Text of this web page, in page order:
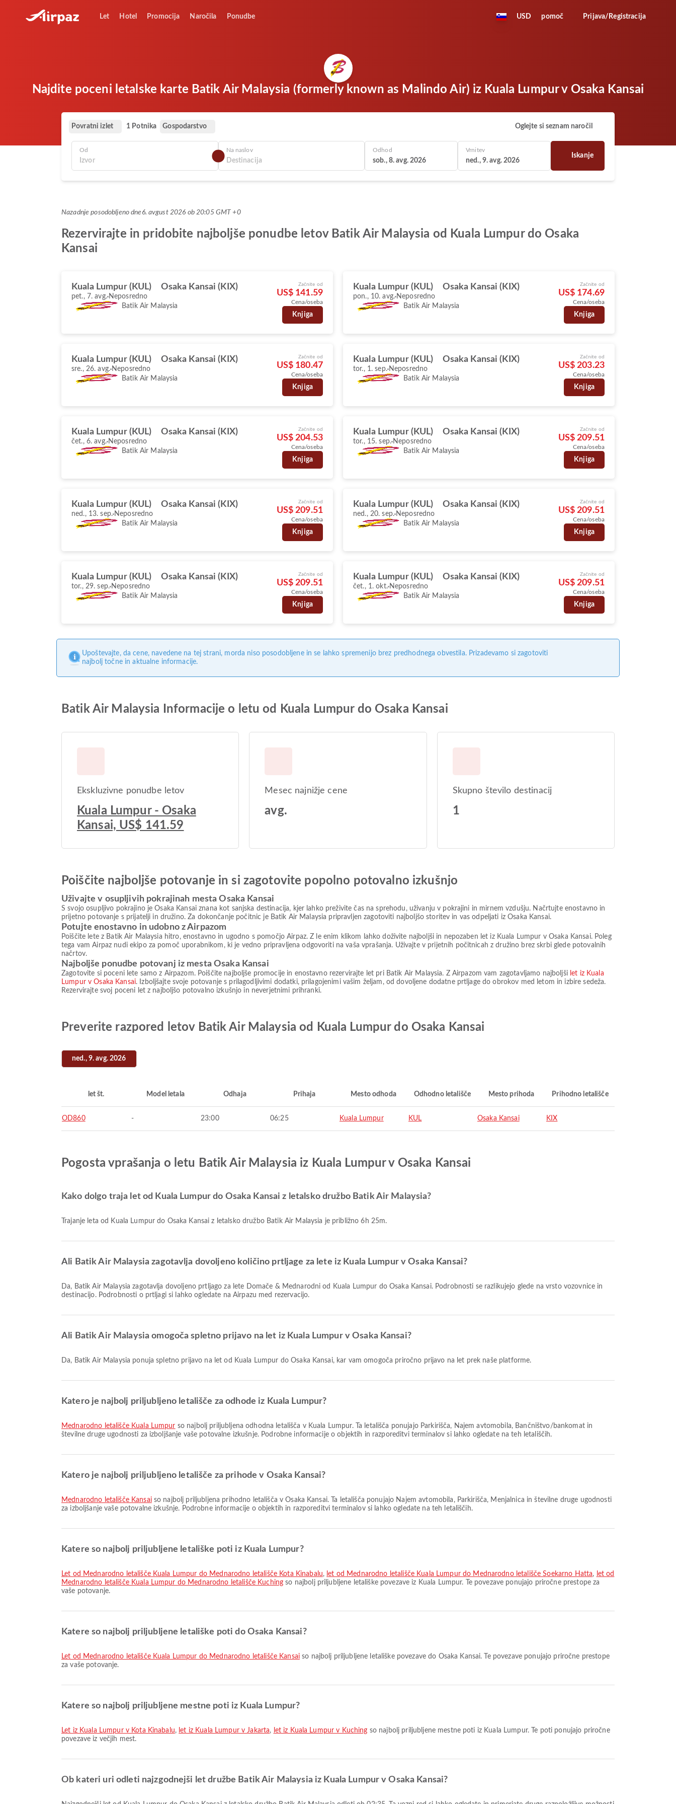
Let Hotel Promocija Naročila Ponudbe USD pomoč Prijava/Registracija
Najdite poceni letalske karte Batik Air Malaysia (formerly known as Malindo Air) iz Kuala Lumpur v Osaka Kansai
Povratni izlet 1 Potnika Gospodarstvo Oglejte si seznam naročil
Od Na naslov Odhod
sob., 8. avg. 2026
Vrnitev
ned., 9. avg. 2026
Iskanje
Nazadnje posodobljeno dne 6. avgust 2026 ob 20:05 GMT +0
Rezervirajte in pridobite najboljše ponudbe letov Batik Air Malaysia od Kuala Lumpur do Osaka
Kansai
Kuala Lumpur (KUL) Osaka Kansai (KIX)
pet., 7. avg. Neposredno
Batik Air Malaysia
Začnite od
US$ 141.59
Cena/oseba
Knjiga
Kuala Lumpur (KUL) Osaka Kansai (KIX)
pon., 10. avg. Neposredno
Batik Air Malaysia
Začnite od
US$ 174.69
Cena/oseba
Knjiga
Kuala Lumpur (KUL) Osaka Kansai (KIX)
sre., 26. avg. Neposredno
Batik Air Malaysia
Začnite od
US$ 180.47
Cena/oseba
Knjiga
Kuala Lumpur (KUL) Osaka Kansai (KIX)
tor., 1. sep. Neposredno
Batik Air Malaysia
Začnite od
US$ 203.23
Cena/oseba
Knjiga
Kuala Lumpur (KUL) Osaka Kansai (KIX)
čet., 6. avg. Neposredno
Batik Air Malaysia
Začnite od
US$ 204.53
Cena/oseba
Knjiga
Kuala Lumpur (KUL) Osaka Kansai (KIX)
tor., 15. sep. Neposredno
Batik Air Malaysia
Začnite od
US$ 209.51
Cena/oseba
Knjiga
Kuala Lumpur (KUL) Osaka Kansai (KIX)
ned., 13. sep. Neposredno
Batik Air Malaysia
Začnite od
US$ 209.51
Cena/oseba
Knjiga
Kuala Lumpur (KUL) Osaka Kansai (KIX)
ned., 20. sep. Neposredno
Batik Air Malaysia
Začnite od
US$ 209.51
Cena/oseba
Knjiga
Kuala Lumpur (KUL) Osaka Kansai (KIX)
tor., 29. sep. Neposredno
Batik Air Malaysia
Začnite od
US$ 209.51
Cena/oseba
Knjiga
Kuala Lumpur (KUL) Osaka Kansai (KIX)
čet., 1. okt. Neposredno
Batik Air Malaysia
Začnite od
US$ 209.51
Cena/oseba
Knjiga
Upoštevajte, da cene, navedene na tej strani, morda niso posodobljene in se lahko spremenijo brez predhodnega obvestila. Prizadevamo si zagotoviti
najbolj točne in aktualne informacije.
Batik Air Malaysia Informacije o letu od Kuala Lumpur do Osaka Kansai
Ekskluzivne ponudbe letov
Kuala Lumpur - Osaka
Kansai, US$ 141.59
Mesec najnižje cene
avg.
Skupno število destinacij
1
Poiščite najboljše potovanje in si zagotovite popolno potovalno izkušnjo
Uživajte v osupljivih pokrajinah mesta Osaka Kansai
S svojo osupljivo pokrajino je Osaka Kansai znana kot sanjska destinacija, kjer lahko preživite čas na sprehodu, uživanju v pokrajini in mirnem vzdušju. Načrtujte enostavno in
prijetno potovanje s prijatelji in družino. Za dokončanje počitnic je Batik Air Malaysia pripravljen zagotoviti najboljšo storitev in vas odpeljati iz Osaka Kansai.
Potujte enostavno in udobno z Airpazom
Poiščite lete z Batik Air Malaysia hitro, enostavno in ugodno s pomočjo Airpaz. Z le enim klikom lahko doživite najboljši in nepozaben let iz Kuala Lumpur v Osaka Kansai. Poleg
tega vam Airpaz nudi ekipo za pomoč uporabnikom, ki je vedno pripravljena odgovoriti na vaša vprašanja. Uživajte v prijetnih počitnicah z družino brez skrbi glede potovalnih
načrtov.
Najboljše ponudbe potovanj iz mesta Osaka Kansai
Zagotovite si poceni lete samo z Airpazom. Poiščite najboljše promocije in enostavno rezervirajte let pri Batik Air Malaysia. Z Airpazom vam zagotavljamo najboljši let iz Kuala
Lumpur v Osaka Kansai. Izboljšajte svoje potovanje s prilagodljivimi dodatki, prilagojenimi vašim željam, od dovoljene dodatne prtljage do obrokov med letom in izbire sedeža.
Rezervirajte svoj poceni let z najboljšo potovalno izkušnjo in neverjetnimi prihranki.
Preverite razpored letov Batik Air Malaysia od Kuala Lumpur do Osaka Kansai
ned., 9. avg. 2026
let št. Model letala Odhaja Prihaja Mesto odhoda Odhodno letališče Mesto prihoda Prihodno letališče
OD860 - 23:00 06:25 Kuala Lumpur KUL Osaka Kansai KIX
Pogosta vprašanja o letu Batik Air Malaysia iz Kuala Lumpur v Osaka Kansai
Kako dolgo traja let od Kuala Lumpur do Osaka Kansai z letalsko družbo Batik Air Malaysia?
Trajanje leta od Kuala Lumpur do Osaka Kansai z letalsko družbo Batik Air Malaysia je približno 6h 25m.
Ali Batik Air Malaysia zagotavlja dovoljeno količino prtljage za lete iz Kuala Lumpur v Osaka Kansai?
Da, Batik Air Malaysia zagotavlja dovoljeno prtljago za lete Domače & Mednarodni od Kuala Lumpur do Osaka Kansai. Podrobnosti se razlikujejo glede na vrsto vozovnice in
destinacijo. Podrobnosti o prtljagi si lahko ogledate na Airpazu med rezervacijo.
Ali Batik Air Malaysia omogoča spletno prijavo na let iz Kuala Lumpur v Osaka Kansai?
Da, Batik Air Malaysia ponuja spletno prijavo na let od Kuala Lumpur do Osaka Kansai, kar vam omogoča priročno prijavo na let prek naše platforme.
Katero je najbolj priljubljeno letališče za odhode iz Kuala Lumpur?
Mednarodno letališče Kuala Lumpur so najbolj priljubljena odhodna letališča v Kuala Lumpur. Ta letališča ponujajo Parkirišča, Najem avtomobila, Bančništvo/bankomat in
številne druge ugodnosti za izboljšanje vaše potovalne izkušnje. Podrobne informacije o objektih in razporeditvi terminalov si lahko ogledate na teh letališčih.
Katero je najbolj priljubljeno letališče za prihode v Osaka Kansai?
Mednarodno letališče Kansaiso najbolj priljubljena prihodno letališča v Osaka Kansai. Ta letališča ponujajo Najem avtomobila, Parkirišča, Menjalnica in številne druge ugodnosti
za izboljšanje vaše potovalne izkušnje. Podrobne informacije o objektih in razporeditvi terminalov si lahko ogledate na teh letališčih.
Katere so najbolj priljubljene letališke poti iz Kuala Lumpur?
let od Mednarodno letališče Kuala Lumpur do Mednarodno letališče Kota Kinabalu, let od Mednarodno letališče Kuala Lumpur do Mednarodno letališče Soekarno Hatta, let od
Mednarodno letališče Kuala Lumpur do Mednarodno letališče Kuching so najbolj priljubljene letališke povezave iz Kuala Lumpur. Te povezave ponujajo priročne prestope za
vaše potovanje.
Katere so najbolj priljubljene letališke poti do Osaka Kansai?
let od Mednarodno letališče Kuala Lumpur do Mednarodno letališče Kansaiso najbolj priljubljene letališke povezave do Osaka Kansai. Te povezave ponujajo priročne prestope
za vaše potovanje.
Katere so najbolj priljubljene mestne poti iz Kuala Lumpur?
let iz Kuala Lumpur v Kota Kinabalu, let iz Kuala Lumpur v Jakarta, let iz Kuala Lumpur v Kuching so najbolj priljubljene mestne poti iz Kuala Lumpur. Te poti ponujajo priročne
povezave iz večjih mest.
Ob kateri uri odleti najzgodnejši let družbe Batik Air Malaysia iz Kuala Lumpur v Osaka Kansai?